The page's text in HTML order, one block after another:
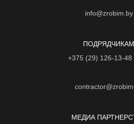
info@zrobim.by
ПОДРЯДЧИКАМ
+375 (29) 126-13-48
МЕДИА